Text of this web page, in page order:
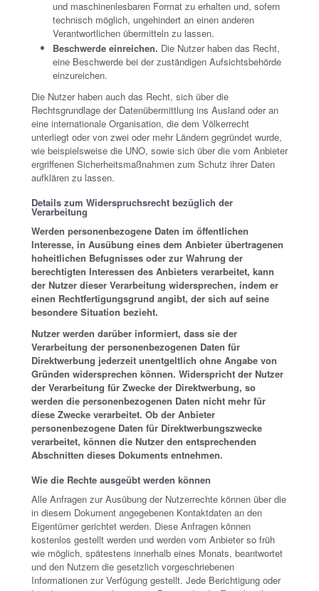
und maschinenlesbaren Format zu erhalten und, sofern
technisch möglich, ungehindert an einen anderen
Verantwortlichen übermitteln zu lassen.
Beschwerde einreichen. Die Nutzer haben das Recht,
eine Beschwerde bei der zuständigen Aufsichtsbehörde
einzureichen.
Die Nutzer haben auch das Recht, sich über die
Rechtsgrundlage der Datenübermittlung ins Ausland oder an
eine internationale Organisation, die dem Völkerrecht
unterliegt oder von zwei oder mehr Ländern gegründet wurde,
wie beispielsweise die UNO, sowie sich über die vom Anbieter
ergriffenen Sicherheitsmaßnahmen zum Schutz ihrer Daten
aufklären zu lassen.
Details zum Widerspruchsrecht bezüglich der
Verarbeitung
Werden personenbezogene Daten im öffentlichen
Interesse, in Ausübung eines dem Anbieter übertragenen
hoheitlichen Befugnisses oder zur Wahrung der
berechtigten Interessen des Anbieters verarbeitet, kann
der Nutzer dieser Verarbeitung widersprechen, indem er
einen Rechtfertigungsgrund angibt, der sich auf seine
besondere Situation bezieht.
Nutzer werden darüber informiert, dass sie der
Verarbeitung der personenbezogenen Daten für
Direktwerbung jederzeit unentgeltlich ohne Angabe von
Gründen widersprechen können. Widerspricht der Nutzer
der Verarbeitung für Zwecke der Direktwerbung, so
werden die personenbezogenen Daten nicht mehr für
diese Zwecke verarbeitet. Ob der Anbieter
personenbezogene Daten für Direktwerbungszwecke
verarbeitet, können die Nutzer den entsprechenden
Abschnitten dieses Dokuments entnehmen.
Wie die Rechte ausgeübt werden können
Alle Anfragen zur Ausübung der Nutzerrechte können über die
in diesem Dokument angegebenen Kontaktdaten an den
Eigentümer gerichtet werden. Diese Anfragen können
kostenlos gestellt werden und werden vom Anbieter so früh
wie möglich, spätestens innerhalb eines Monats, beantwortet
und den Nutzern die gesetzlich vorgeschriebenen
Informationen zur Verfügung gestellt. Jede Berichtigung oder